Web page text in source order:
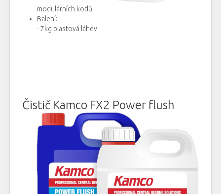
modulárních kotlů.
Balení:
-7kg plastová láhev
Čistič Kamco FX2 Power flush